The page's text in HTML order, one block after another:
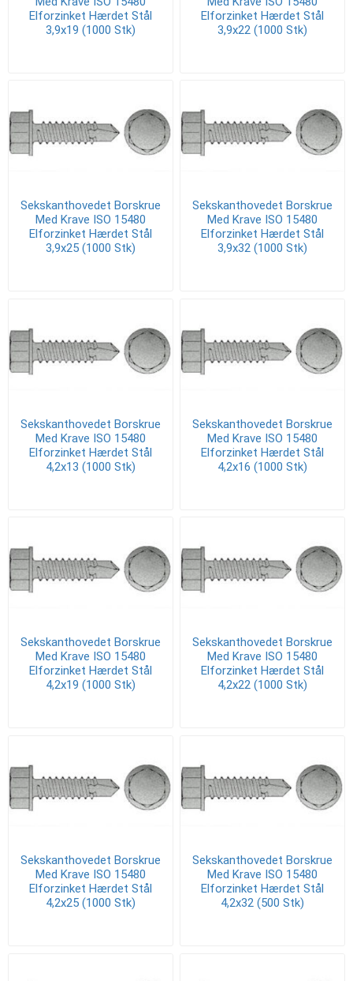
Elforzinket Hærdet Stål
3,9x19 (1000 Stk)
Elforzinket Hærdet Stål
3,9x22 (1000 Stk)
Sekskanthovedet Borskrue
Med Krave ISO 15480
Elforzinket Hærdet Stål
3,9x25 (1000 Stk)
Sekskanthovedet Borskrue
Med Krave ISO 15480
Elforzinket Hærdet Stål
3,9x32 (1000 Stk)
Sekskanthovedet Borskrue
Med Krave ISO 15480
Elforzinket Hærdet Stål
4,2x13 (1000 Stk)
Sekskanthovedet Borskrue
Med Krave ISO 15480
Elforzinket Hærdet Stål
4,2x16 (1000 Stk)
Sekskanthovedet Borskrue
Med Krave ISO 15480
Elforzinket Hærdet Stål
4,2x19 (1000 Stk)
Sekskanthovedet Borskrue
Med Krave ISO 15480
Elforzinket Hærdet Stål
4,2x22 (1000 Stk)
Sekskanthovedet Borskrue
Med Krave ISO 15480
Elforzinket Hærdet Stål
4,2x25 (1000 Stk)
Sekskanthovedet Borskrue
Med Krave ISO 15480
Elforzinket Hærdet Stål
4,2x32 (500 Stk)